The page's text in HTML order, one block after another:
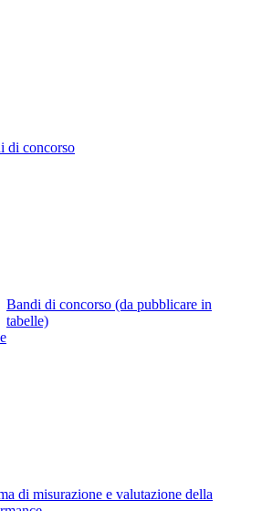
di concorso
Bandi di concorso (da pubblicare in
tabelle)
di misurazione e valutazione della